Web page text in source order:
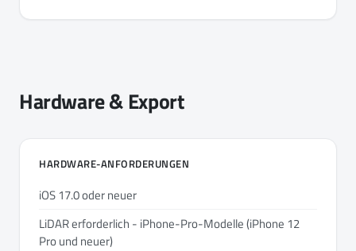
Hardware & Export
HARDWARE-ANFORDERUNGEN
iOS 17.0 oder neuer
LiDAR erforderlich - iPhone-Pro-Modelle (iPhone 12
Pro und neuer)